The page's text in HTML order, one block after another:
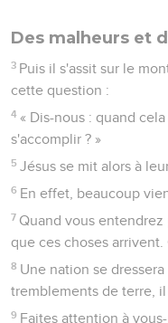
Des malheurs et
3 Puis il s'assit sur le
cette question :
4 « Dis-nous : quand
s'accomplir ? »
5 Jésus se mit alors à
6 En effet, beaucoup
7 Quand vous entendrez
que ces choses arrivent.
8 Une nation se
tremblements de terre,
9 Faites attention à